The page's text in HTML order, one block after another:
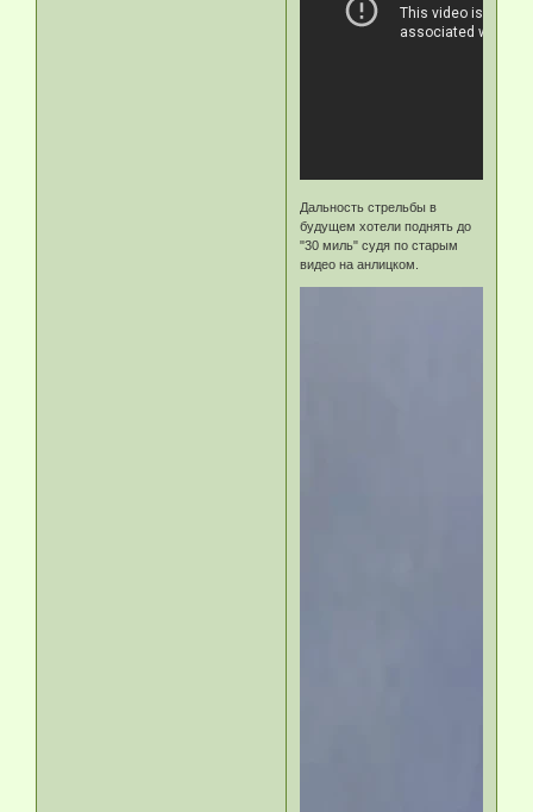
Дальность стрельбы в
будущем хотели поднять до
"30 миль" судя по старым
видео на анлицком.